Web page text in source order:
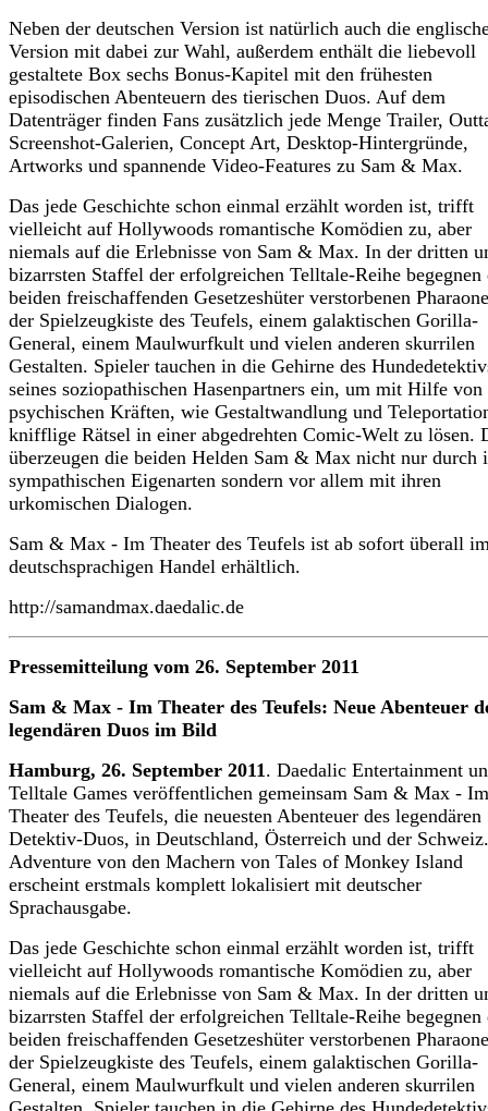
Neben der deutschen Version ist natürlich auch die
Version mit dabei zur Wahl, außerdem enthält die liebevoll
gestaltete Box sechs Bonus-Kapitel mit den frühesten
episodischen Abenteuern des tierischen Duos. Auf dem
Datenträger finden Fans zusätzlich jede Menge Trailer,
Screenshot-Galerien, Concept Art, Desktop-Hintergründe,
Artworks und spannende Video-Features zu Sam & Max.
Das jede Geschichte schon einmal erzählt worden ist, trifft
vielleicht auf Hollywoods romantische Komödien zu, aber
niemals auf die Erlebnisse von Sam & Max. In der dritten
bizarrsten Staffel der erfolgreichen Telltale-Reihe begegnen
beiden freischaffenden Gesetzeshüter verstorbenen
der Spielzeugkiste des Teufels, einem galaktischen Gorilla-
General, einem Maulwurfkult und vielen anderen skurrilen
Gestalten. Spieler tauchen in die Gehirne des
seines soziopathischen Hasenpartners ein, um mit Hilfe von
psychischen Kräften, wie Gestaltwandlung und
knifflige Rätsel in einer abgedrehten Comic-Welt zu lösen.
überzeugen die beiden Helden Sam & Max nicht nur durch
sympathischen Eigenarten sondern vor allem mit ihren
urkomischen Dialogen.
Sam & Max - Im Theater des Teufels ist ab sofort überall
deutschsprachigen Handel erhältlich.
http://samandmax.daedalic.de
Pressemitteilung vom 26. September 2011
Sam & Max - Im Theater des Teufels: Neue Abenteuer
legendären Duos im Bild
Hamburg, 26. September 2011 . Daedalic Entertainment
Telltale Games veröffentlichen gemeinsam Sam & Max - Im
Theater des Teufels, die neuesten Abenteuer des legendären
Detektiv-Duos, in Deutschland, Österreich und der
Adventure von den Machern von Tales of Monkey Island
erscheint erstmals komplett lokalisiert mit deutscher
Sprachausgabe.
Das jede Geschichte schon einmal erzählt worden ist, trifft
vielleicht auf Hollywoods romantische Komödien zu, aber
niemals auf die Erlebnisse von Sam & Max. In der dritten
bizarrsten Staffel der erfolgreichen Telltale-Reihe begegnen
beiden freischaffenden Gesetzeshüter verstorbenen
der Spielzeugkiste des Teufels, einem galaktischen Gorilla-
General, einem Maulwurfkult und vielen anderen skurrilen